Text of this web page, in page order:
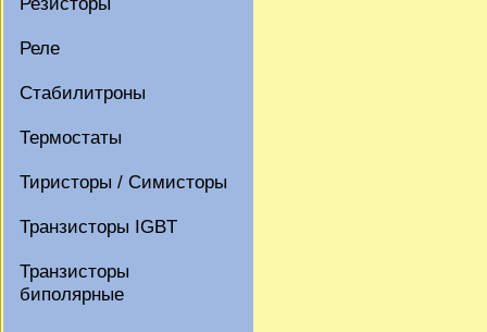
Реле
Стабилитроны
Термостаты
Тиристоры / Симисторы
Транзисторы IGBT
Транзисторы
биполярные